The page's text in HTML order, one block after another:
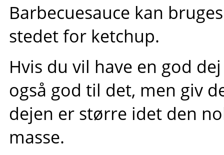
Barbecuesauce kan
stedet for ketchup.
Hvis du vil have en god
også god til det, men giv
dejen er større idet den
masse.